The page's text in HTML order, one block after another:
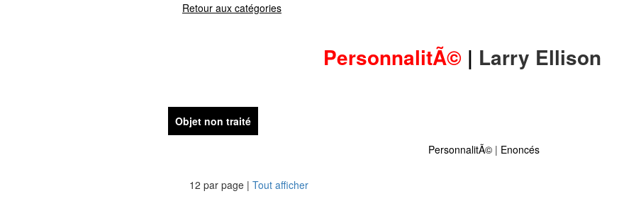
Retour aux catégories
PersonnalitÃ© | Larry Ellison
Objet non traité
PersonnalitÃ©| Enoncés
12 par page | Tout afficher